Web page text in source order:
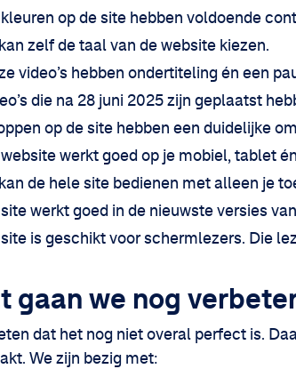
kleuren op de site hebben voldoende
zelf de taal van de website kiezen.
video’s hebben ondertiteling én een
die na 28 juni 2025 zijn geplaatst
op de site hebben een duidelijke
website werkt goed op je mobiel, tablet
de hele site bedienen met alleen je
site werkt goed in de nieuwste versies
site is geschikt voor schermlezers. Die
gaan we nog
dat het nog niet overal perfect is.
We zijn bezig met: